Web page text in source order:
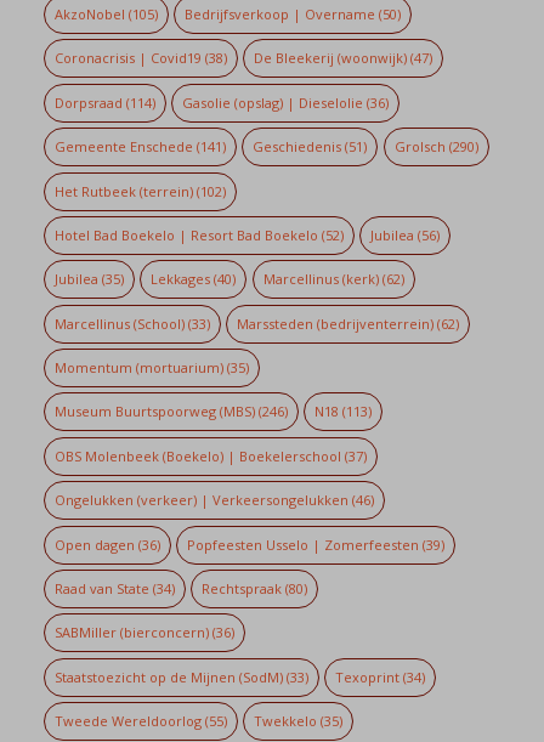
AkzoNobel (105) Bedrijfsverkoop | Overname (50)
Coronacrisis | Covid19 (38) De Bleekerij (woonwijk) (47)
Dorpsraad (114) Gasolie (opslag) | Dieselolie (36)
Gemeente Enschede (141) Geschiedenis (51) Grolsch (290)
Het Rutbeek (terrein)(102)
Hotel Bad Boekelo | Resort Bad Boekelo (52) Jubilea (56)
Jubilea (35) Lekkages (40) Marcellinus (kerk)(62)
Marcellinus (School)(33) Marssteden (bedrijventerrein) (62)
Momentum (mortuarium)(35)
Museum Buurtspoorweg (MBS)(246) N18 (113)
OBS Molenbeek (Boekelo) | Boekelerschool (37)
Ongelukken (verkeer) | Verkeersongelukken (46)
Open dagen (36) Popfeesten Usselo | Zomerfeesten (39)
Raad van State (34) Rechtspraak (80)
SABMiller (bierconcern)(36)
Staatstoezicht op de Mijnen (SodM)(33) Texoprint (34)
Tweede Wereldoorlog(55) Twekkelo (35)